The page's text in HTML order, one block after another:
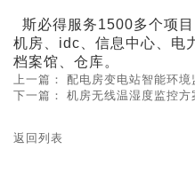
斯必得服务1500多个项
机房、idc、信息中心、电
档案馆、仓库。
上一篇： 配电房变电站智能环境
下一篇： 机房无线温湿度监控方
返回列表